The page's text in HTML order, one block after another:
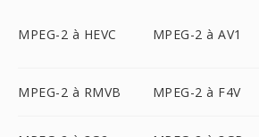
MPEG-2 à HEVC MPEG-2 à AV1
MPEG-2 à RMVB MPEG-2 à F4V